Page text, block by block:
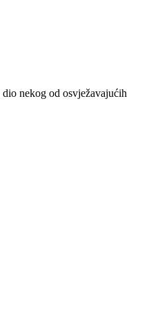
nekog od osvježavajućih